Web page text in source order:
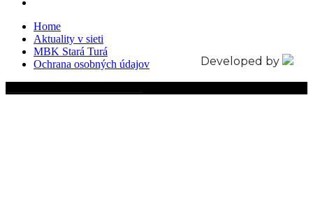
Home
Aktuality v sieti
MBK Stará Turá
Ochrana osobných údajov
Developed by